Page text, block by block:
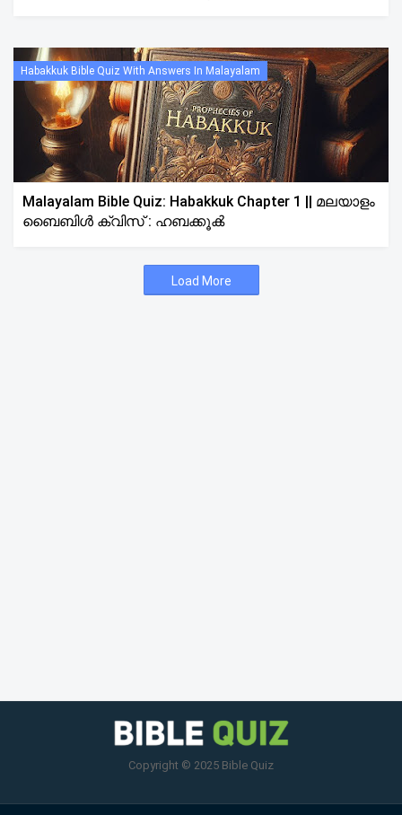
Habakkuk Bible Quiz With Answers In Malayalam
Malayalam Bible Quiz: Habakkuk Chapter 1 || മലയാളം
ബൈബിൾ ക്വിസ് : ഹബക്കൂക്‍
Load More
Copyright © 2025 Bible Quiz